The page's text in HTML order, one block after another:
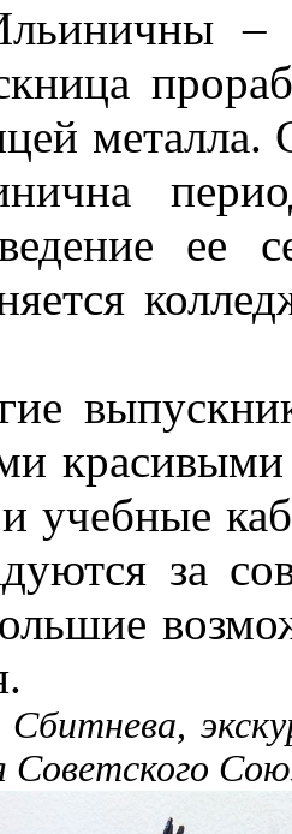
–
ее
учебные
за
Советского